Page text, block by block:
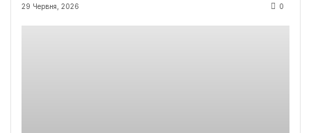
29 Червня, 2026 0